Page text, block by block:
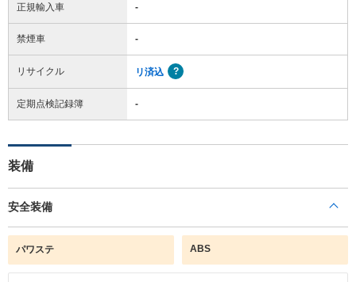
正規輸入車 -
禁煙車 -
リサイクル リ済込
定期点検記録簿 -
装備
安全装備
パワステ ABS